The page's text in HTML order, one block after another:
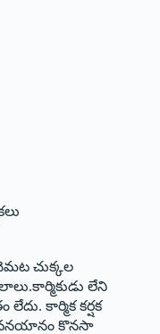
చుక్కల
లేని
కార్మిక కర్షక
కొనసా